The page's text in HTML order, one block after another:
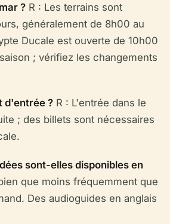
? R : Les terrains sont
généralement de 8h00 au
Ducale est ouverte de 10h00
; vérifiez les changements
d'entrée ? R : L'entrée dans le
; des billets sont nécessaires
sont-elles disponibles en
que moins fréquemment que
Des audioguides en anglais